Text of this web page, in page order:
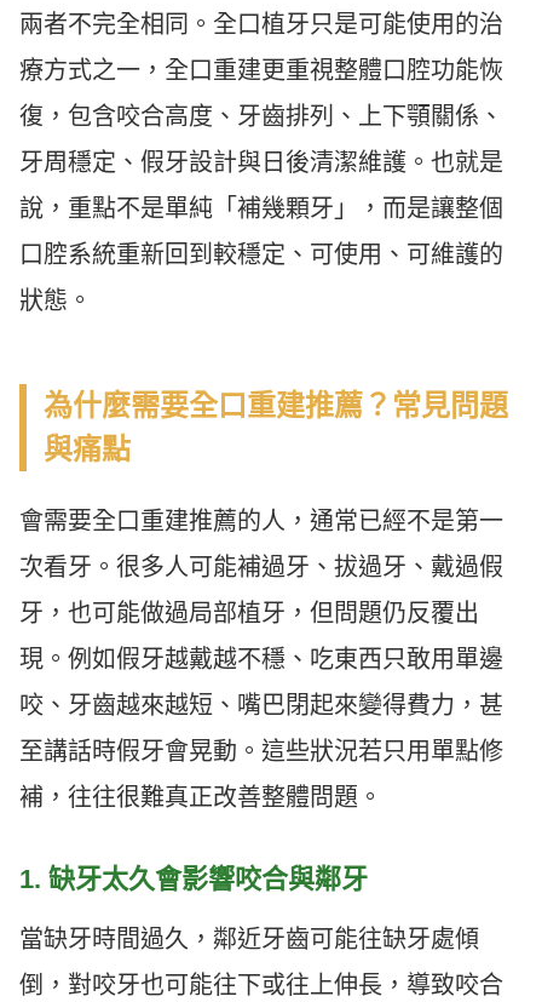
兩者不完全相同。全口植牙只是可能使用的治
療方式之一，全口重建更重視整體口腔功能恢
復，包含咬合高度、牙齒排列、上下顎關係、
牙周穩定、假牙設計與日後清潔維護。也就是
說，重點不是單純「補幾顆牙」，而是讓整個
口腔系統重新回到較穩定、可使用、可維護的
狀態。
為什麼需要全口重建推薦？常見問題
與痛點
會需要全口重建推薦的人，通常已經不是第一
次看牙。很多人可能補過牙、拔過牙、戴過假
牙，也可能做過局部植牙，但問題仍反覆出
現。例如假牙越戴越不穩、吃東西只敢用單邊
咬、牙齒越來越短、嘴巴閉起來變得費力，甚
至講話時假牙會晃動。這些狀況若只用單點修
補，往往很難真正改善整體問題。
1. 缺牙太久會影響咬合與鄰牙
當缺牙時間過久，鄰近牙齒可能往缺牙處傾
倒，對咬牙也可能往下或往上伸長，導致咬合